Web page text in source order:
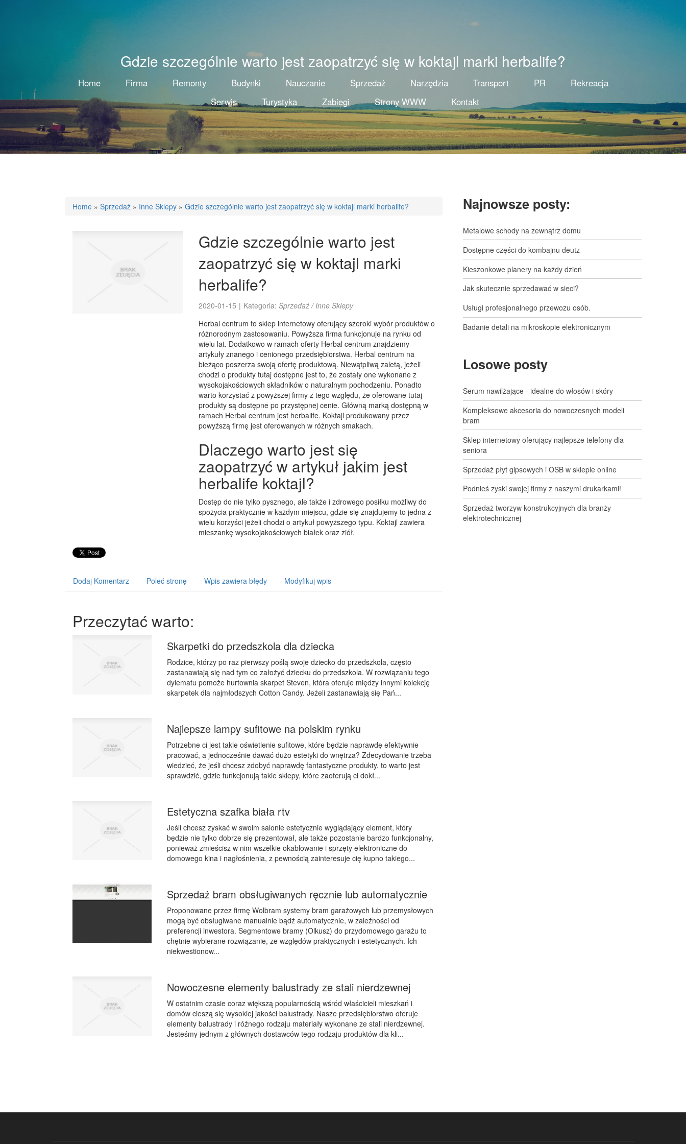
Gdzie szczególnie warto jest zaopatrzyć się w koktajl marki herbalife?
Home Firma Remonty Budynki Nauczanie Sprzedaż Narzędzia Transport PR
Rekreacja
Serwis
Turystyka Zabiegi Strony WWW Kontakt
Home » Sprzedaż » Inne Sklepy » Gdzie szczególnie warto jest zaopatrzyć się w koktajl marki herbalife?
Gdzie szczególnie warto jest
zaopatrzyć się w koktajl marki
herbalife?
2020-01-15 | Kategoria: Sprzedaż / Inne Sklepy
Herbal centrum to sklep internetowy oferujący szeroki wybór produktów o
różnorodnym zastosowaniu. Powyższa firma funkcjonuje na rynku od
wielu lat. Dodatkowo w ramach oferty Herbal centrum znajdziemy
artykuły znanego i cenionego przedsiębiorstwa. Herbal centrum na
bieżąco poszerza swoją ofertę produktową. Niewątpliwą zaletą, jeżeli
chodzi o produkty tutaj dostępne jest to, że zostały one wykonane z
wysokojakościowych składników o naturalnym pochodzeniu. Ponadto
warto korzystać z powyższej firmy z tego względu, że oferowane tutaj
produkty są dostępne po przystępnej cenie. Główną marką dostępną w
ramach Herbal centrum jest herbalife. Koktajl produkowany przez
powyższą firmę jest oferowanych w różnych smakach.
Dlaczego warto jest się
zaopatrzyć w artykuł jakim jest
herbalife koktajl?
Dostęp do nie tylko pysznego, ale także i zdrowego posiłku możliwy do
spożycia praktycznie w każdym miejscu, gdzie się znajdujemy to jedna z
wielu korzyści jeżeli chodzi o artykuł powyższego typu. Koktajl zawiera
mieszankę wysokojakościowych białek oraz ziół.
Dodaj Komentarz Poleć stronę Wpis zawiera błędy Modyfikuj wpis
Przeczytać warto:
Skarpetki do przedszkola dla dziecka
Rodzice, którzy po raz pierwszy poślą swoje dziecko do przedszkola, często
zastanawiają się nad tym co założyć dziecku do przedszkola. W rozwiązaniu tego
dylematu pomoże hurtownia skarpet Steven, która oferuje między innymi kolekcję
skarpetek dla najmłodszych Cotton Candy. Jeżeli zastanawiają się Pań...
Najlepsze lampy sufitowe na polskim rynku
Potrzebne ci jest takie oświetlenie sufitowe, które będzie naprawdę efektywnie
pracować, a jednocześnie dawać dużo estetyki do wnętrza? Zdecydowanie trzeba
wiedzieć, że jeśli chcesz zdobyć naprawdę fantastyczne produkty, to warto jest
sprawdzić, gdzie funkcjonują takie sklepy, które zaoferują ci dokł...
Estetyczna szafka biała rtv
Jeśli chcesz zyskać w swoim salonie estetycznie wyglądający element, który
będzie nie tylko dobrze się prezentował, ale także pozostanie bardzo funkcjonalny,
ponieważ zmieścisz w nim wszelkie okablowanie i sprzęty elektroniczne do
domowego kina i nagłośnienia, z pewnością zainteresuje cię kupno takiego...
Sprzedaż bram obsługiwanych ręcznie lub automatycznie
Proponowane przez firmę Wolbram systemy bram garażowych lub przemysłowych
mogą być obsługiwane manualnie bądź automatycznie, w zależności od
preferencji inwestora. Segmentowe bramy (Olkusz) do przydomowego garażu to
chętnie wybierane rozwiązanie, ze względów praktycznych i estetycznych. Ich
niekwestionow...
Nowoczesne elementy balustrady ze stali nierdzewnej
W ostatnim czasie coraz większą popularnością wśród właścicieli mieszkań i
domów cieszą się wysokiej jakości balustrady. Nasze przedsiębiorstwo oferuje
elementy balustrady i różnego rodzaju materiały wykonane ze stali nierdzewnej.
Jesteśmy jednym z głównych dostawców tego rodzaju produktów dla kli...
Najnowsze posty:
Metalowe schody na zewnątrz domu
Dostępne części do kombajnu deutz
Kieszonkowe planery na każdy dzień
Jak skutecznie sprzedawać w sieci?
Usługi profesjonalnego przewozu osób.
Badanie detali na mikroskopie elektronicznym
Losowe posty
Serum nawilżające - idealne do włosów i skóry
Kompleksowe akcesoria do nowoczesnych modeli
bram
Sklep internetowy oferujący najlepsze telefony dla
seniora
Sprzedaż płyt gipsowych i OSB w sklepie online
Podnieś zyski swojej firmy z naszymi drukarkami!
Sprzedaż tworzyw konstrukcyjnych dla branży
elektrotechnicznej